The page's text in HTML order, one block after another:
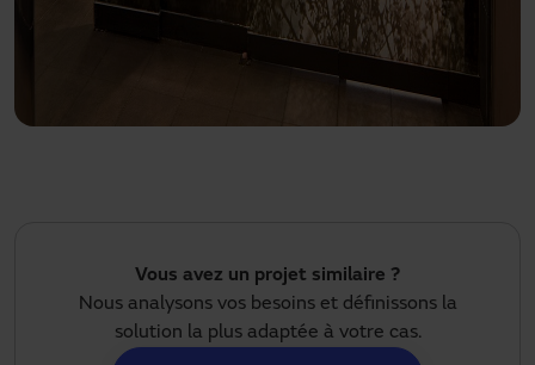
Vous avez un projet similaire ?
Nous analysons vos besoins et définissons la
solution la plus adaptée à votre cas.